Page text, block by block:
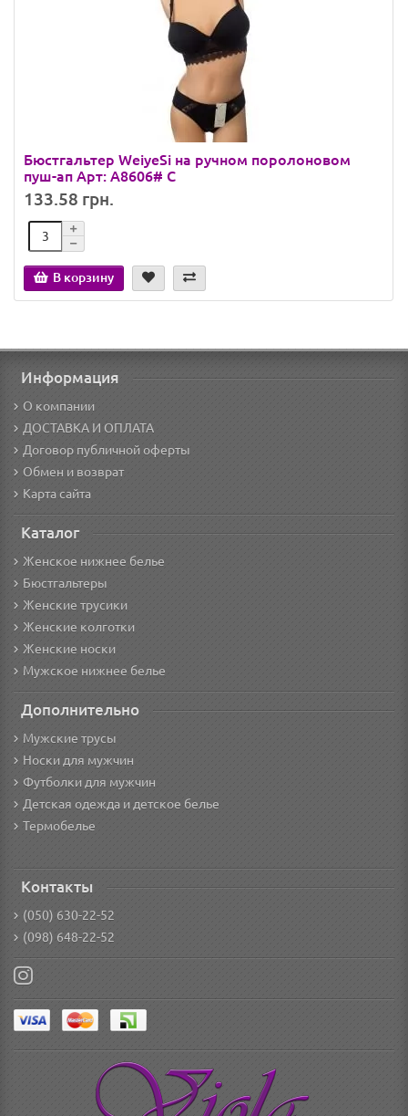
Бюстгальтер WeiyeSi на ручном поролоновом
пуш-ап Арт: A8606# С
133.58 грн.
В корзину
Информация
О компании
ДОСТАВКА И ОПЛАТА
Договор публичной оферты
Обмен и возврат
Карта сайта
Каталог
Женское нижнее белье
Бюстгальтеры
Женские трусики
Женские колготки
Женские носки
Мужское нижнее белье
Дополнительно
Мужские трусы
Носки для мужчин
Футболки для мужчин
Детская одежда и детское белье
Термобелье
Контакты
(050) 630-22-52
(098) 648-22-52